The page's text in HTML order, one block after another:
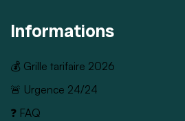
Informations
💰 Grille tarifaire 2026
🚨 Urgence 24/24
❓ FAQ